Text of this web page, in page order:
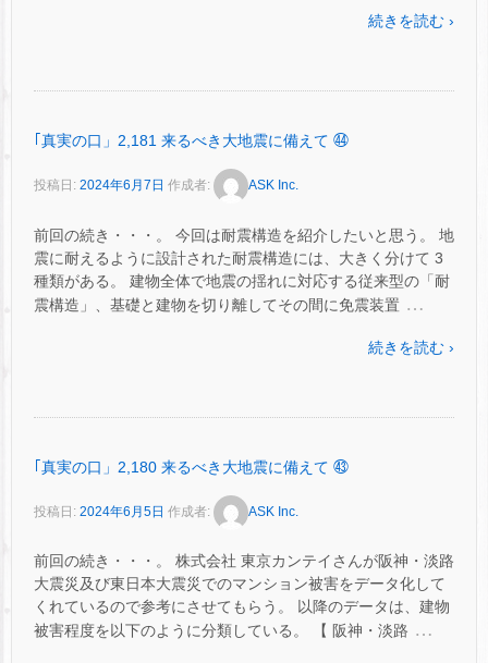
続きを読む ›
｢真実の口」2,181 来るべき大地震に備えて ㊹
投稿日: 2024年6月7日 作成者: ASK Inc.
前回の続き・・・。 今回は耐震構造を紹介したいと思う。 地
震に耐えるように設計された耐震構造には、大きく分けて 3
種類がある。 建物全体で地震の揺れに対応する従来型の「耐
震構造」、基礎と建物を切り離してその間に免震装置 …
続きを読む ›
｢真実の口」2,180 来るべき大地震に備えて ㊸
投稿日: 2024年6月5日 作成者: ASK Inc.
前回の続き・・・。 株式会社 東京カンテイさんが阪神・淡路
大震災及び東日本大震災でのマンション被害をデータ化して
くれているので参考にさせてもらう。 以降のデータは、建物
被害程度を以下のように分類している。 【 阪神・淡路 …